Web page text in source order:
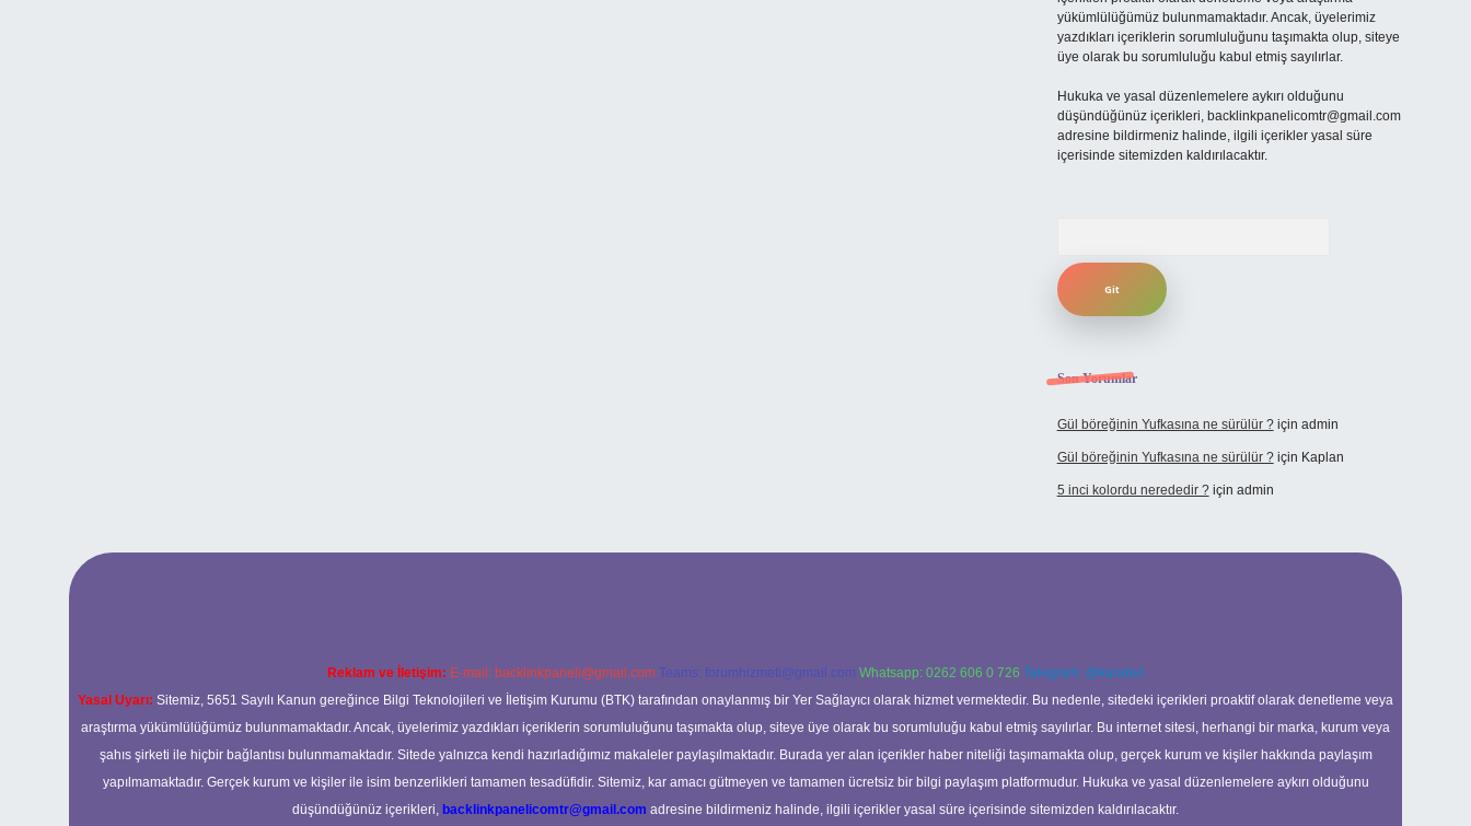
yükümlülüğümüz bulunmamaktadır. Ancak, üyelerimiz
yazdıkları içeriklerin sorumluluğunu taşımakta olup, siteye
üye olarak bu sorumluluğu kabul etmiş sayılırlar.
Hukuka ve yasal düzenlemelere aykırı olduğunu
düşündüğünüz içerikleri, backlinkpanelicomtr@gmail.com
adresine bildirmeniz halinde, ilgili içerikler yasal süre
içerisinde sitemizden kaldırılacaktır.
Son Yorumlar
Gül böreğinin Yufkasına ne sürülür ?için admin
Gül böreğinin Yufkasına ne sürülür ?için Kaplan
5 inci kolordu nerededir ?için admin
Reklam ve İletişim: E-mail: backlinkpaneli@gmail.com Teams: forumhizmeti@gmail.com Whatsapp: 0262 606 0 726 Telegram: @karabul
Yasal Uyarı: Sitemiz, 5651 Sayılı Kanun gereğince Bilgi Teknolojileri ve İletişim Kurumu (BTK) tarafından onaylanmış bir Yer Sağlayıcı olarak hizmet vermektedir. Bu nedenle, sitedeki içerikleri proaktif olarak denetleme veya
araştırma yükümlülüğümüz bulunmamaktadır. Ancak, üyelerimiz yazdıkları içeriklerin sorumluluğunu taşımakta olup, siteye üye olarak bu sorumluluğu kabul etmiş sayılırlar. Bu internet sitesi, herhangi bir marka, kurum veya
şahıs şirketi ile hiçbir bağlantısı bulunmamaktadır. Sitede yalnızca kendi hazırladığımız makaleler paylaşılmaktadır. Burada yer alan içerikler haber niteliği taşımamakta olup, gerçek kurum ve kişiler hakkında paylaşım
yapılmamaktadır. Gerçek kurum ve kişiler ile isim benzerlikleri tamamen tesadüfidir. Sitemiz, kar amacı gütmeyen ve tamamen ücretsiz bir bilgi paylaşım platformudur. Hukuka ve yasal düzenlemelere aykırı olduğunu
düşündüğünüz içerikleri, backlinkpanelicomtr@gmail.com adresine bildirmeniz halinde, ilgili içerikler yasal süre içerisinde sitemizden kaldırılacaktır.